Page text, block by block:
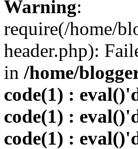
Warning:
require(/home/
header.php):
in /home/
code(1) :
code(1) :
code(1) :